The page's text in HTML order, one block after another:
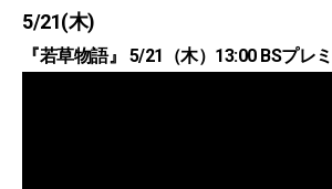
5/21(木)
『若草物語』 5/21（木）13:00 BSプレ